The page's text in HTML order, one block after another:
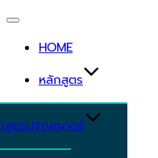
Toggle
navigation
HOME
หลักสูตร
สูตรปริญญาตรี